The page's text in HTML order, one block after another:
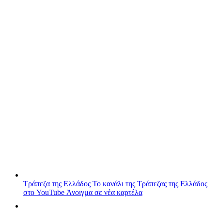
Τράπεζα της Ελλάδος Το κανάλι της Τράπεζας της Ελλάδος
στο YouTube Άνοιγμα σε νέα καρτέλα